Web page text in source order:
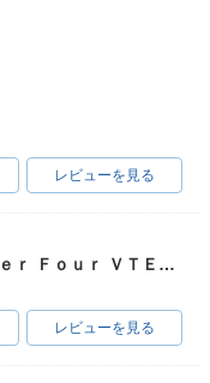
レビューを見る
ＣＢ４００Ｓｕｐｅｒ Ｆｏｕｒ ＶＴＥＣ ＳＰＥＣ３
レビューを見る